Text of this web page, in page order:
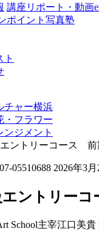
講座リポート・動画
ポイント写真塾
ト
チャー横浜
・フラワー
ンジメント
ントリーコース 前
05510688 2026年3
エントリー
School主宰江口美貴